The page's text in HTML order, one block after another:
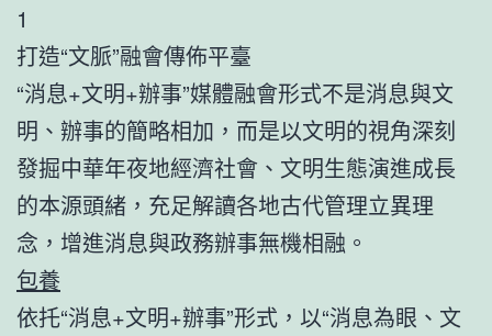
1
打造“文脈”融會傳佈平臺
“消息+文明+辦事”媒體融會形式不是消息與文
明、辦事的簡略相加，而是以文明的視角深刻
發掘中華年夜地經濟社會、文明生態演進成長
的本源頭緒，充足解讀各地古代管理立異理
念，增進消息與政務辦事無機相融。
包養
依托“消息+文明+辦事”形式，以“消息為眼、文